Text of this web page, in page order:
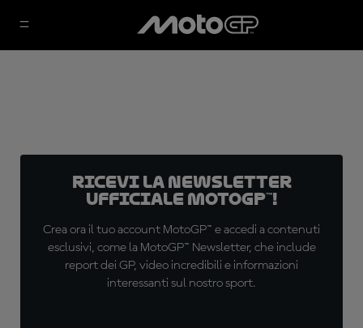
Ricevi la newsletter
ufficiale MotoGP™!
Crea ora il tuo account MotoGP™ e accedi a contenuti
esclusivi, come la MotoGP™ Newsletter, che include
report dei GP, video incredibili e informazioni
interessanti sul nostro sport.